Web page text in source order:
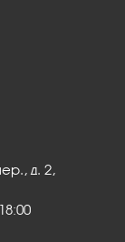
д. 2,